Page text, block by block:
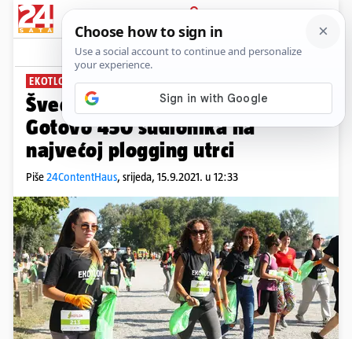
PRIJAVA
News Komentari
EKOTLON 2021
Švedski trend osvojio Hrvatsku:
Gotovo 450 sudionika na
najvećoj plogging utrci
Piše24ContentHaus, srijeda, 15.9.2021. u 12:33